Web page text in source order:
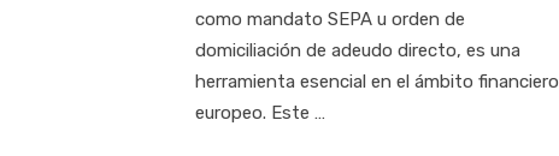
como mandato SEPA u orden de
domiciliación de adeudo directo, es una
herramienta esencial en el ámbito financiero
europeo. Este …